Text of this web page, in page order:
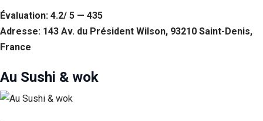
Évaluation: 4.2/ 5 — 435
Adresse: 143 Av. du Président Wilson, 93210 Saint-Denis,
France
Au Sushi & wok
sont pas
facultatifs. Ils
nécessaires au
du site Web.